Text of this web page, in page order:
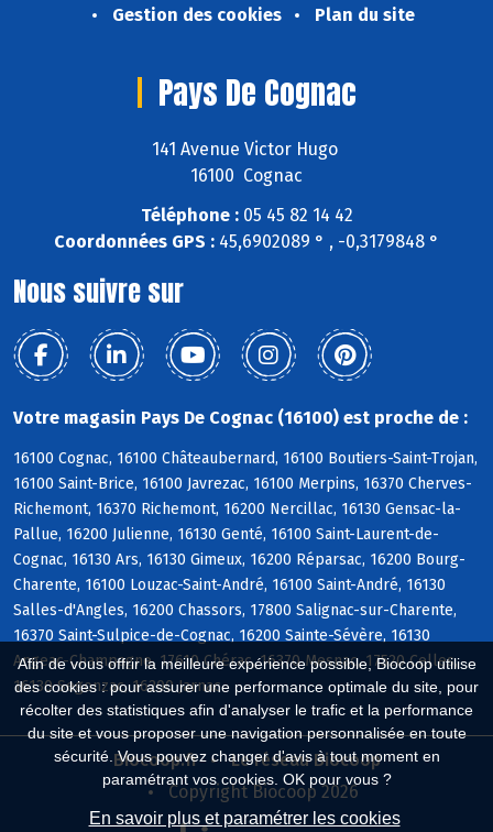
Afin de vous offrir la meilleure expérience possible, Biocoop utilise
des cookies : pour assurer une performance optimale du site, pour
récolter des statistiques afin d'analyser le trafic et la performance
du site et vous proposer une navigation personnalisée en toute
sécurité. Vous pouvez changer d'avis à tout moment en
paramétrant vos cookies. OK pour vous ?
En savoir plus et paramétrer les cookies
Gestion des cookies
Plan du site
Pays De Cognac
141 Avenue Victor Hugo
16100 Cognac
Téléphone :05 45 82 14 42
Coordonnées GPS : 45,6902089 ° , -0,3179848 °
Nous suivre sur
Votre magasin Pays De Cognac (16100) est proche de :
16100 Cognac, 16100 Châteaubernard, 16100 Boutiers-Saint-Trojan,
16100 Saint-Brice, 16100 Javrezac, 16100 Merpins, 16370 Cherves-
Richemont, 16370 Richemont, 16200 Nercillac, 16130 Gensac-la-
Pallue, 16200 Julienne, 16130 Genté, 16100 Saint-Laurent-de-
Cognac, 16130 Ars, 16130 Gimeux, 16200 Réparsac, 16200 Bourg-
Charente, 16100 Louzac-Saint-André, 16100 Saint-André, 16130
Salles-d'Angles, 16200 Chassors, 17800 Salignac-sur-Charente,
16370 Saint-Sulpice-de-Cognac, 16200 Sainte-Sévère, 16130
Angeac-Champagne, 17610 Chérac, 16370 Mesnac, 17520 Celles,
16130 Segonzac, 16200 Jarnac
Biocoop.fr
Le réseau Biocoop
Copyright Biocoop 2026